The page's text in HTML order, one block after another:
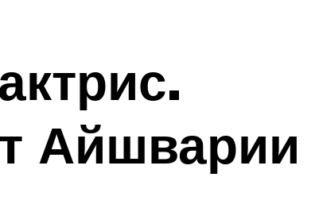
Айшварии